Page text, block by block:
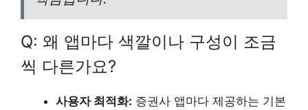
Q: 왜 앱마다 색깔이나 구성이 조금
씩 다른가요?
사용자 최적화: 증권사 앱마다 제공하는 기본